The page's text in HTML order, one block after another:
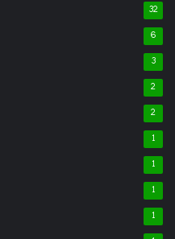
32
6
3
2
2
1
1
1
1